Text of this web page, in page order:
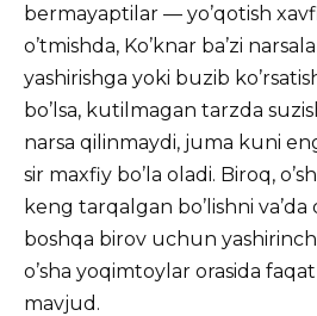
bermayaptilar — yo’qotish
o’tmishda, Ko’knar ba’zi
yashirishga yoki buzib
bo’lsa, kutilmagan tarzda
narsa qilinmaydi, juma kuni
sir maxfiy bo’la oladi. Biroq,
keng tarqalgan bo’lishni
boshqa birov uchun
o’sha yoqimtoylar orasida
mavjud.